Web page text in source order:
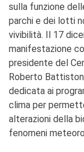
sulla funzione
parchi e dei lotti
vivibilità. Il 17
manifestazione
presidente del
Roberto
dedicata ai
clima per
alterazioni della
fenomeni